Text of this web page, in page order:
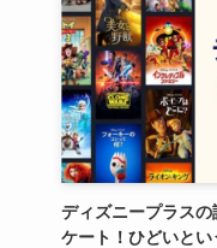
ディズニープラス
ケート！ひどいと